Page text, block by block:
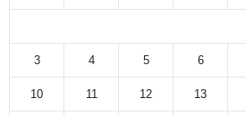
3 4 5 6
10 11 12 13